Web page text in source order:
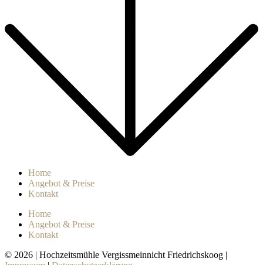
Home
Angebot & Preise
Kontakt
Home
Angebot & Preise
Kontakt
© 2026 | Hochzeitsmühle Vergissmeinnicht Friedrichskoog |